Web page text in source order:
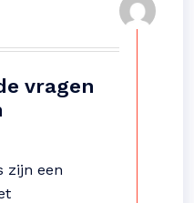
vragen
zijn een